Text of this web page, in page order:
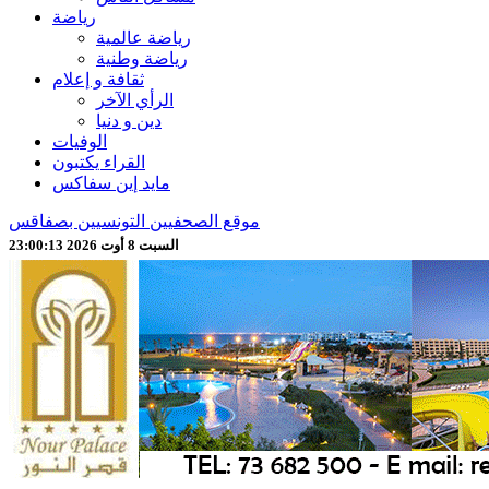
رياضة
رياضة عالمية
رياضة وطنية
ثقافة و إعلام
الرأي الآخر
دين و دنيا
الوفيات
القراء يكتبون
مايد إين سفاكس
موقع الصحفيين التونسيين بصفاقس
السبت 8 أوت 2026 23:00:15